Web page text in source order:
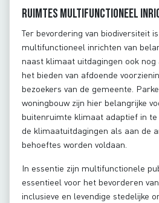
Ruimtes multifunctioneel
Ter bevordering van biodiversiteit
multifunctioneel inrichten van
naast klimaat uitdagingen ook nog
het bieden van afdoende
bezoekers van de gemeente.
woningbouw zijn hier belangrijke
buitenruimte klimaat adaptief in
de klimaatuitdagingen als aan de
behoeftes worden voldaan.
In essentie zijn multifunctionele
essentieel voor het bevorderen
inclusieve en levendige stedelijke